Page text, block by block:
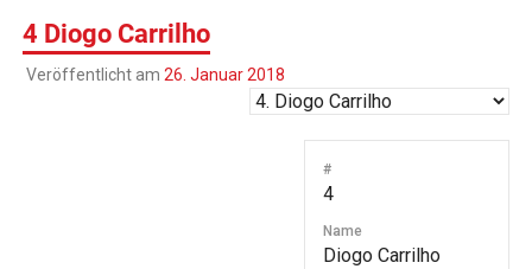
4 Diogo Carrilho
Veröffentlicht am 26. Januar 2018
#
4
Name
Diogo Carrilho